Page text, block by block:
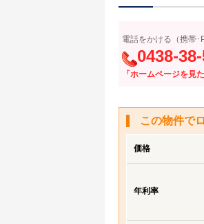
電話をかける（携帯･
0438-
「ホームページを見た
この物件で
価格
年利率